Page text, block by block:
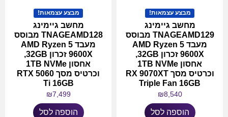
מבצע עצמאות!
מחשב גיימינג
TNAGEAMD129 מבוסס
מעבד AMD Ryzen 5
9600X זכרון 32GB,
אחסון 1TB NVMe
וכרטיס מסך RX 9070XT
Triple Fan 16GB
₪8,540
הוספה לסל
מבצע עצמאות!
מחשב גיימינג
TNAGEAMD128 מבוסס
מעבד AMD Ryzen 5
9600X זכרון 32GB,
אחסון 1TB NVMe
וכרטיס מסך RTX 5060
Ti 16GB
₪7,499
הוספה לסל